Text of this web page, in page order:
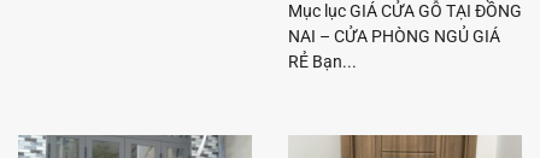
Mục lục GIÁ CỬA GỖ TẠI ĐỒNG
NAI – CỬA PHÒNG NGỦ GIÁ
RẺ Bạn...